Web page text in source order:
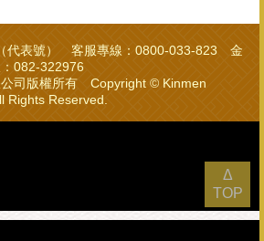
Δ
TOP
代表號） 客服專線：0800-033-823 金
082-322976
公司版權所有 Copyright © Kinmen
Rights Reserved.